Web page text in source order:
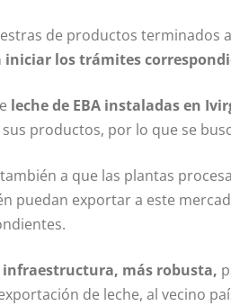
de productos
iniciar los trámites
leche de EBA instaladas en
productos, por lo que se
a que las plantas
puedan exportar a este
infraestructura, más robusta,
de leche, al vecino